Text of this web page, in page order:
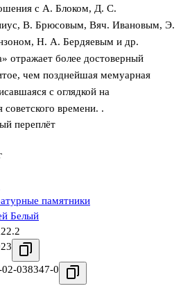
с А. Блоком, Д. С.
В. Брюсовым, Вяч. Ивановым, Э.
Н. А. Бердяевым и др.
отражает более достоверный
чем позднейшая мемуарная
с оглядкой на
советского времени. .
переплёт
памятники
Белый
038347-0